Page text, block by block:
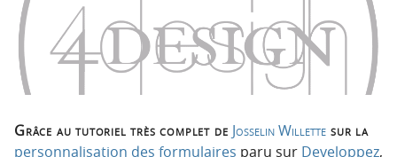
Grâce au tutoriel très complet de Josselin Willette sur la
personnalisation des formulaires paru sur Developpez,